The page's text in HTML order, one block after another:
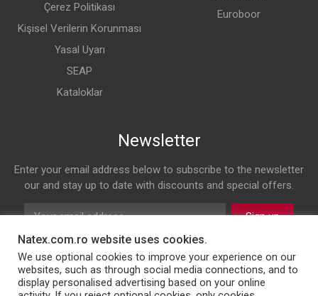
Çerez Politikası
Kişisel Verilerin Korunması
Yasal Uyarı
SEAP
Kataloklar
Euroboor
Newsletter
Enter your email address below to subscribe to the newsletter
our and stay up to date with discounts and special offers.
Sign up
Follow us on
FacebookTwitterInstagramLinkedIn
Natex.com.ro website uses cookies.
We use optional cookies to improve your experience on our
websites, such as through social media connections, and to
display personalised advertising based on your online